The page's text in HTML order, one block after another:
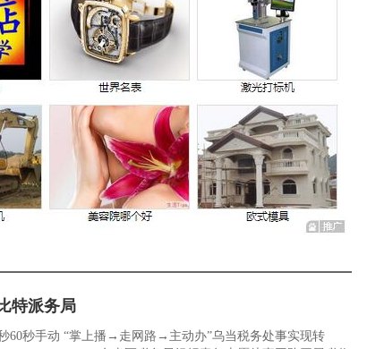
特派务局
60秒手动 “掌上播→走网路→主动办”乌当税务处事实现转